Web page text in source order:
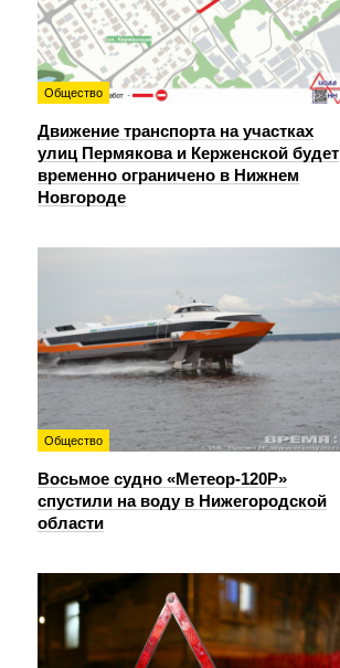
Общество
Движение транспорта на участках
улиц Пермякова и Керженской будет
временно ограничено в Нижнем
Новгороде
Общество
Восьмое судно «Метеор-120Р»
спустили на воду в Нижегородской
области